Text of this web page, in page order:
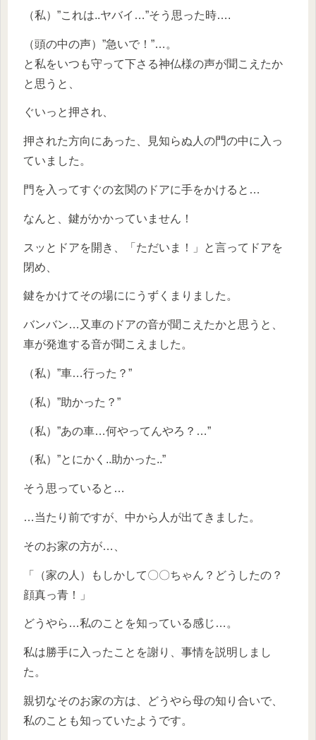
（私）”これは..ヤバイ…”そう思った時….
（頭の中の声）”急いで！”…。
と私をいつも守って下さる神仏様の声が聞こえたか
と思うと、
ぐいっと押され、
押された方向にあった、見知らぬ人の門の中に入っ
ていました。
門を入ってすぐの玄関のドアに手をかけると…
なんと、鍵がかかっていません！
スッとドアを開き、「ただいま！」と言ってドアを
閉め、
鍵をかけてその場ににうずくまりました。
バンバン…又車のドアの音が聞こえたかと思うと、
車が発進する音が聞こえました。
（私）”車…行った？”
（私）”助かった？”
（私）”あの車…何やってんやろ？…”
（私）”とにかく..助かった..”
そう思っていると…
…当たり前ですが、中から人が出てきました。
そのお家の方が…、
「（家の人）もしかして〇〇ちゃん？どうしたの？
顔真っ青！」
どうやら…私のことを知っている感じ…。
私は勝手に入ったことを謝り、事情を説明しまし
た。
親切なそのお家の方は、どうやら母の知り合いで、
私のことも知っていたようです。